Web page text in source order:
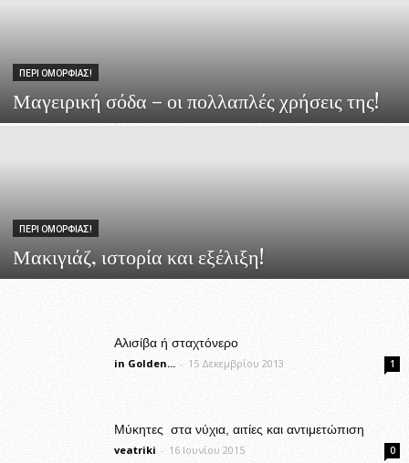
ΠΕΡΙ ΟΜΟΡΦΙΆΣ!
Μαγειρική σόδα – οι πολλαπλές χρήσεις της!
ΠΕΡΙ ΟΜΟΡΦΙΆΣ!
Μακιγιάζ, ιστορία και εξέλιξη!
Αλισίβα ή σταχτόνερο
in Golden... - 15 Δεκεμβρίου 2013 1
Μύκητες στα νύχια, αιτίες και αντιμετώπιση
veatriki - 16 Ιουνίου 2015 0